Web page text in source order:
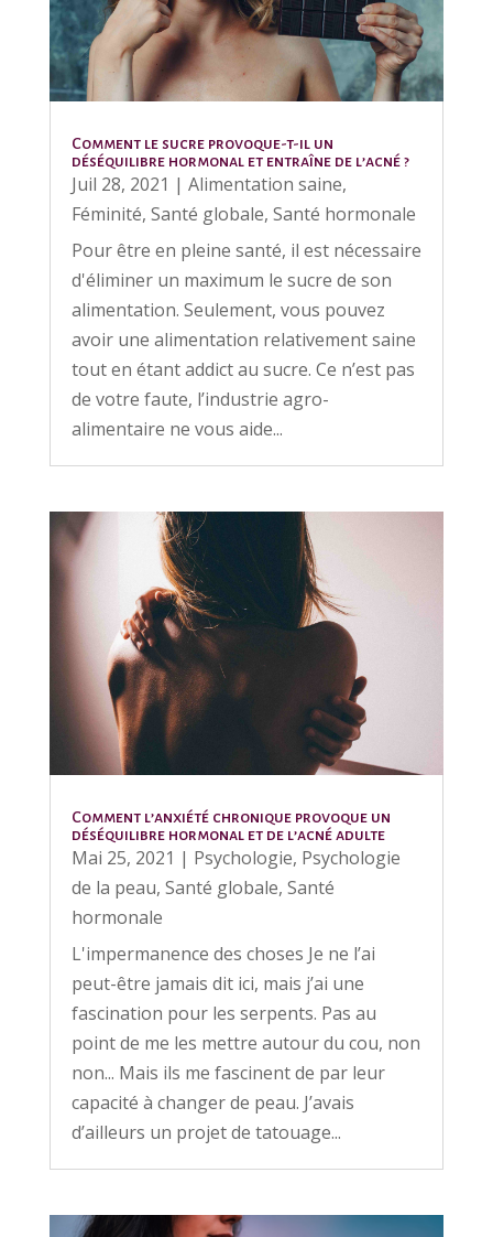
Comment le sucre provoque-t-il un
déséquilibre hormonal et entraîne de l’acné ?
Juil 28, 2021 | Alimentation saine,
Féminité, Santé globale, Santé hormonale
Pour être en pleine santé, il est nécessaire
d'éliminer un maximum le sucre de son
alimentation. Seulement, vous pouvez
avoir une alimentation relativement saine
tout en étant addict au sucre. Ce n’est pas
de votre faute, l’industrie agro-
alimentaire ne vous aide...
Comment l’anxiété chronique provoque un
déséquilibre hormonal et de l’acné adulte
Mai 25, 2021 | Psychologie, Psychologie
de la peau, Santé globale, Santé
hormonale
L'impermanence des choses Je ne l’ai
peut-être jamais dit ici, mais j’ai une
fascination pour les serpents. Pas au
point de me les mettre autour du cou, non
non... Mais ils me fascinent de par leur
capacité à changer de peau. J’avais
d’ailleurs un projet de tatouage...